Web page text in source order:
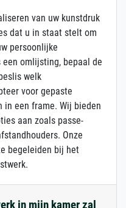
van uw kunstdruk
dat u in staat stelt om
persoonlijke
omlijsting, bepaal de
welk
voor gepaste
in een frame. Wij bieden
aan zoals passe-
Onze
begeleiden bij het
in mijn kamer zal